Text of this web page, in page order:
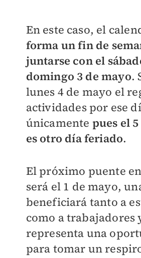
En este caso, el
forma un fin de
juntarse con el
domingo 3 de mayo.
lunes 4 de mayo el
actividades por ese
únicamente pues el
es otro día feriado.
El próximo puente
será el 1 de mayo,
beneficiará tanto a
como a trabajadores
representa una
para tomar un